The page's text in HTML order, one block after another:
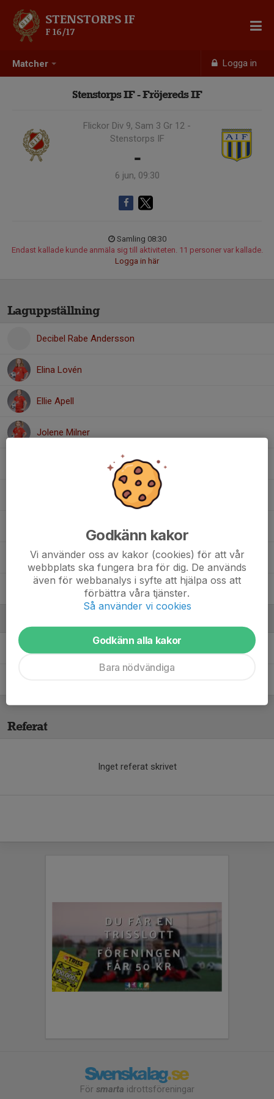
Matcher Logga in
STENSTORPS IF
F 16/17
Stenstorps IF - Fröjereds IF
Flickor Div 9, Sam 3 Gr 12 -
Stenstorps IF
-
6 jun, 09:30
Samling 08:30
Endast kallade kunde anmäla sig till aktiviteten. 11 personer var kallade.
Logga in här
Laguppställning
Decibel Rabe Andersson
Elina Lovén
Ellie Apell
Jolene Milner
Wilma Solsjö
Zuzanna Lupina
Referat
Inget referat skrivet
För smarta idrottsföreningar
Godkänn kakor
Vi använder oss av kakor (cookies) för att vår
webbplats ska fungera bra för dig. De används
även för webbanalys i syfte att hjälpa oss att
förbättra våra tjänster.
Så använder vi cookies
Godkänn alla kakor
Bara nödvändiga